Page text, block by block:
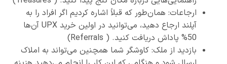
ارجاعات: همان‌طور که قبلاً اشاره کردیم اگر افراد را به
آپلند ارجاع دهید، می‌توانید در اولین خرید UPX آن‌ها
50% پاداش دریافت کنید. ( Referrals)
بازدید از ملک: کاوشگر شما همچنین می‌تواند به املاک